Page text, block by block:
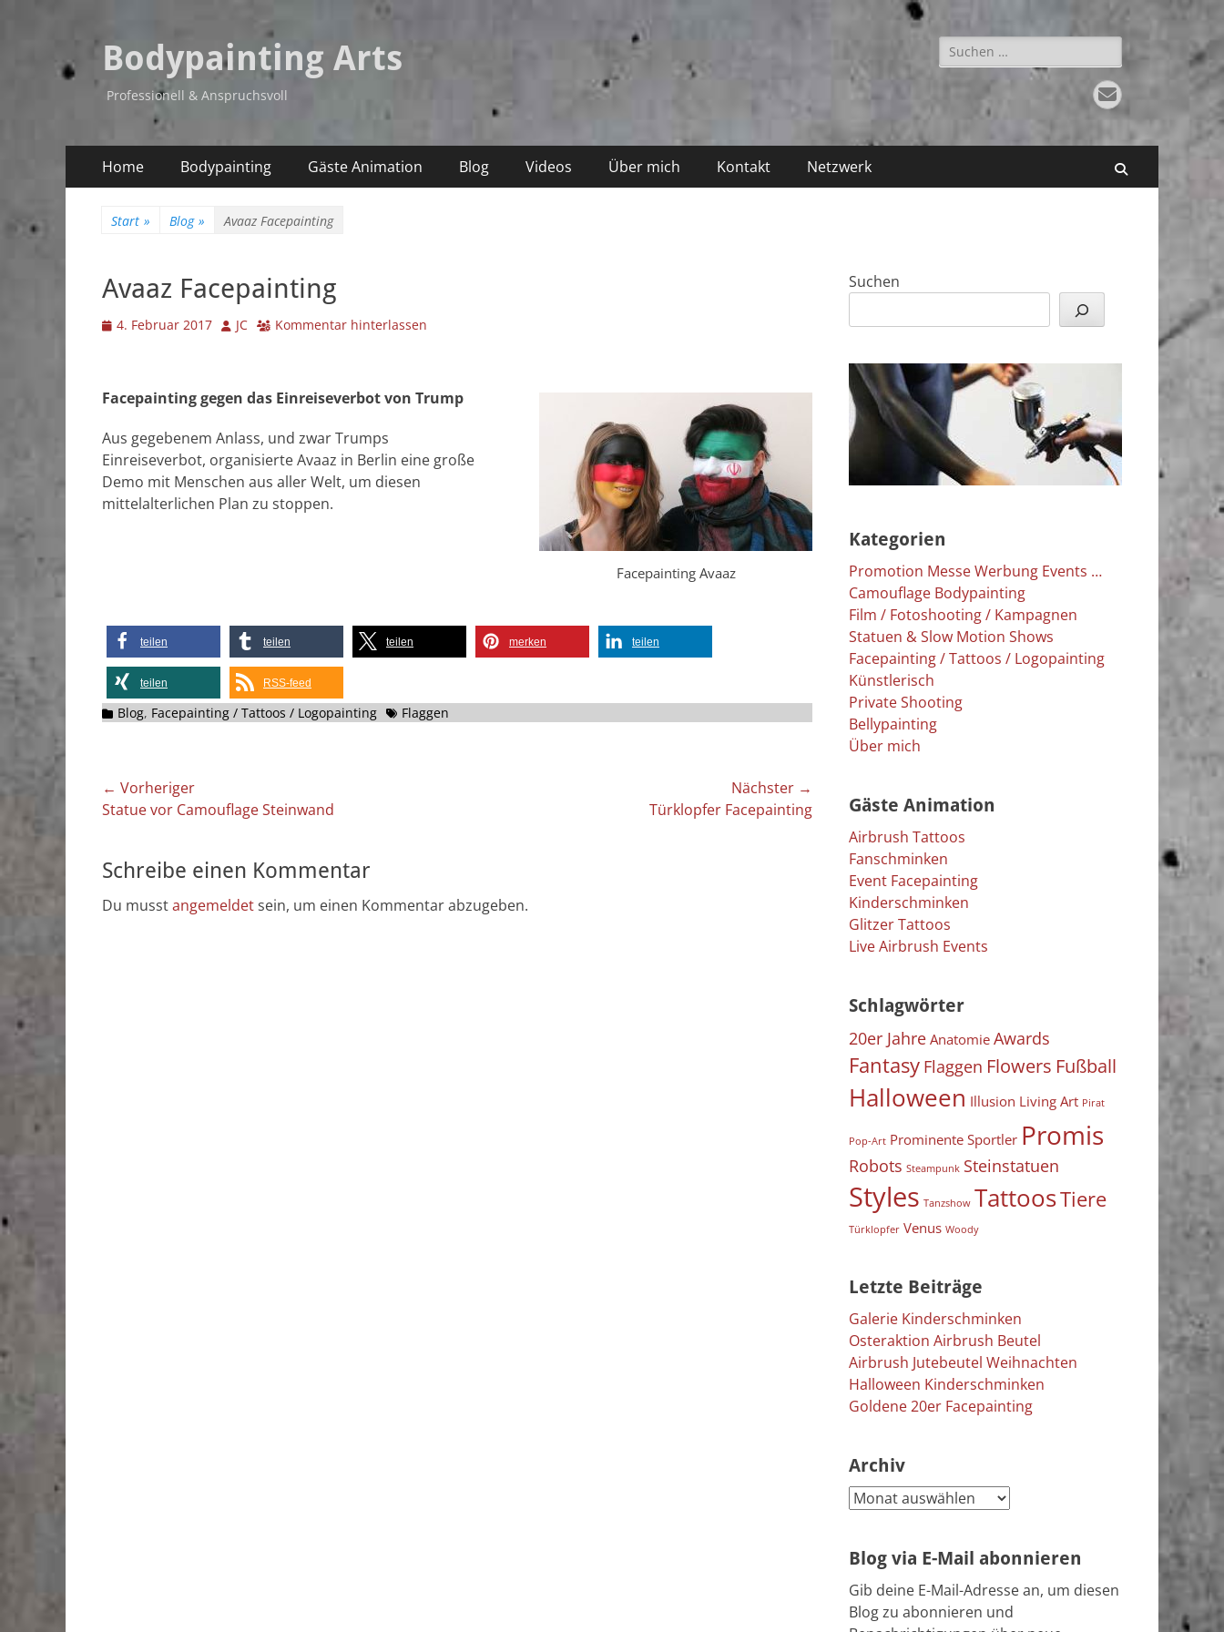
Bodypainting Arts
Professionell & Anspruchsvoll
Suchen
nach:
E-
Mail
Primäres
Menü
Inhalt
Home Bodypainting Gäste Animation Blog Videos Über mich Kontakt Netzwerk
Start » Blog » Avaaz Facepainting
Avaaz Facepainting
Veröffentlicht
4. Februar 2017 Autor
JC Kommentar hinterlassen
Facepainting Avaaz
Facepainting gegen das Einreiseverbot von Trump
Aus gegebenem Anlass, und zwar Trumps
Einreiseverbot, organisierte Avaaz in Berlin eine große
Demo mit Menschen aus aller Welt, um diesen
mittelalterlichen Plan zu stoppen.
teilen teilen teilen merken teilen
teilen RSS-feed
Kategorien
Blog, Facepainting / Tattoos / Logopainting Schlagworte
Flaggen
Beitragsnavigation
← Vorheriger
Vorheriger
Statue vor Camouflage Steinwand
Nächster →
Türklopfer Facepainting
Schreibe einen Kommentar
Du musstangemeldetsein, um einen Kommentar abzugeben.
Suchen
Kategorien
Promotion Messe Werbung Events …
Camouflage Bodypainting
Film / Fotoshooting / Kampagnen
Statuen & Slow Motion Shows
Facepainting / Tattoos / Logopainting
Künstlerisch
Private Shooting
Bellypainting
Über mich
Gäste Animation
Airbrush Tattoos
Fanschminken
Event Facepainting
Kinderschminken
Glitzer Tattoos
Live Airbrush Events
Schlagwörter
20er Jahre Anatomie Awards
Fantasy Flaggen Flowers Fußball
Halloween Illusion Living Art Pirat
Pop-Art Prominente Sportler Promis
Robots Steampunk Steinstatuen
Styles Tanzshow TattoosTiere
Türklopfer Venus Woody
Letzte Beiträge
Galerie Kinderschminken
Osteraktion Airbrush Beutel
Airbrush Jutebeutel Weihnachten
Halloween Kinderschminken
Goldene 20er Facepainting
Archiv
Archiv
Blog via E-Mail abonnieren
Gib deine E-Mail-Adresse an, um diesen
Blog zu abonnieren und